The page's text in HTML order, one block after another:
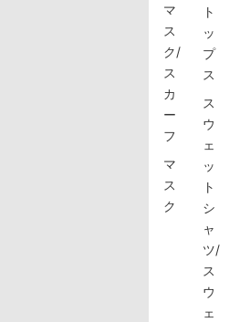
マ
ス
ク/
ス
カ
ー
フ
マ
ス
ク
ト
ッ
プ
ス
ス
ウ
ェ
ッ
ト
シ
ャ
ツ/
ス
ウ
ェ